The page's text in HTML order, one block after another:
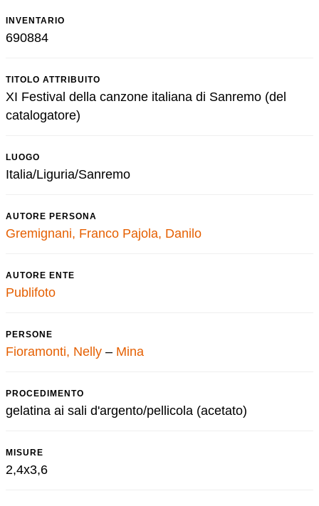
INVENTARIO
690884
TITOLO ATTRIBUITO
XI Festival della canzone italiana di Sanremo (del
catalogatore)
LUOGO
Italia/Liguria/Sanremo
AUTORE PERSONA
Gremignani, Franco Pajola, Danilo
AUTORE ENTE
Publifoto
PERSONE
Fioramonti, Nelly – Mina
PROCEDIMENTO
gelatina ai sali d'argento/pellicola (acetato)
MISURE
2,4x3,6